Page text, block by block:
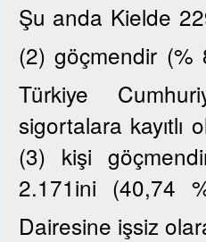
Şu anda Kielde
(2) göçmendir (%
Türkiye
sigortalara
(3) kişi
2.171ini (40,74
Dairesine işsiz